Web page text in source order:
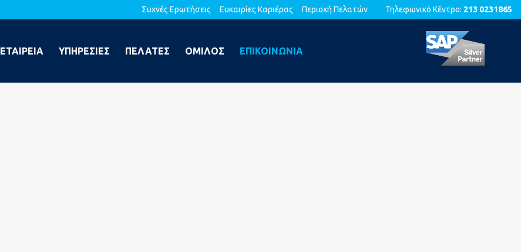
Συχνές Ερωτήσεις Ευκαιρίες Καριέρας Περιοχή Πελατών Τηλεφωνικό Κέντρο: 213 0231865
ΕΤΑΙΡΕΙΑ ΥΠΗΡΕΣΙΕΣ ΠΕΛΑΤΕΣ ΟΜΙΛΟΣ ΕΠΙΚΟΙΝΩΝΙΑ